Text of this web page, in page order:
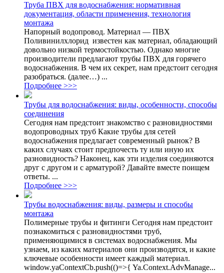
Труба ПВХ для водоснабжения: нормативная
документация, области применения, технология
монтажа
Напорный водопровод. Материал — ПВХ
Поливинилхлорид известен как материал, обладающий
довольно низкой термостойкостью. Однако многие
производители предлагают трубы ПВХ для горячего
водоснабжения. В чем их секрет, нам предстоит сегодня
разобраться. (далее…) ...
Подробнее >>>
Трубы для водоснабжения: виды, особенности, способы
соединения
Сегодня нам предстоит знакомство с разновидностями
водопроводных труб Какие трубы для сетей
водоснабжения предлагает современный рынок? В
каких случаях стоит предпочесть ту или иную их
разновидность? Наконец, как эти изделия соединяются
друг с другом и с арматурой? Давайте вместе поищем
ответы. ...
Подробнее >>>
Трубы водоснабжения: виды, размеры и способы
монтажа
Полимерные трубы и фитинги Сегодня нам предстоит
познакомиться с разновидностями труб,
применяющимися в системах водоснабжения. Мы
узнаем, из каких материалов они производятся, и какие
ключевые особенности имеет каждый материал.
window.yaContextCb.push(()=>{ Ya.Context.AdvManage...